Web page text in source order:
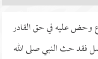
وحض عليه في حق القادر
فقد حث النبي صلى الله